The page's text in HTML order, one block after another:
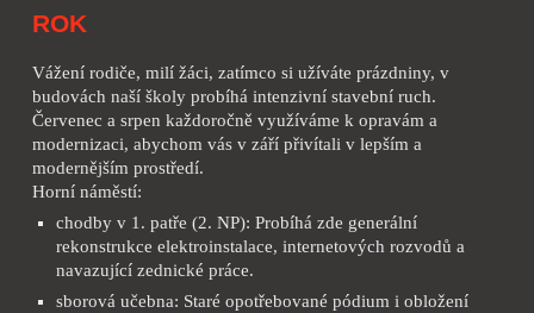
ROK
Vážení rodiče, milí žáci, zatímco si užíváte prázdniny, v
budovách naší školy probíhá intenzivní stavební ruch.
Červenec a srpen každoročně využíváme k opravám a
modernizaci, abychom vás v září přivítali v lepším a
modernějším prostředí.
Horní náměstí:
chodby v 1. patře (2. NP): Probíhá zde generální
rekonstrukce elektroinstalace, internetových rozvodů a
navazující zednické práce.
sborová učebna: Staré opotřebované pódium i obložení